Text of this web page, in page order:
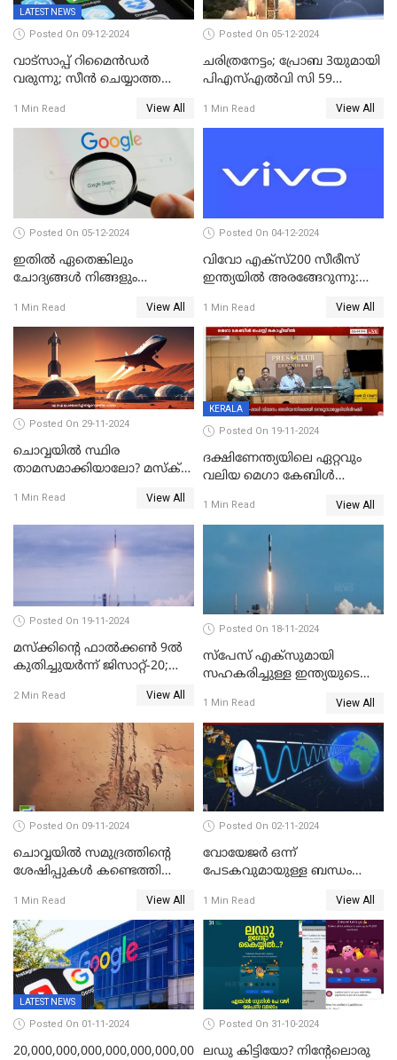
LATEST NEWS
Posted On 09-12-2024
വാട്സാപ്പ് റിമൈൻഡർ
വരുന്നു; സീൻ ചെയ്യാത്ത
ഓർമിപ്പിക്കും ഈ
പുതുപുത്തൻ ഫീച്ചർ
1 Min Read View All
Posted On 05-12-2024
ചരിത്രനേട്ടം; പ്രോബ 3യുമായി
പിഎസ്എല്‍വി സി 59
വിജയം
1 Min Read View All
Posted On 05-12-2024
ഇതിൽ ഏതെങ്കിലും
ചോദ്യങ്ങൾ നിങ്ങളും
ഗൂഗിളിൽ ഏറ്റവുമധികം
ആളുകൾ ചോദിച്ച
ചോദ്യങ്ങൾ
1 Min Read View All
Posted On 04-12-2024
വിവോ എക്‌സ്200 സീരീസ്
ഇന്ത്യയിൽ അരങ്ങേറുന്നു:
ഫീച്ചറുകളും
1 Min Read View All
Posted On 29-11-2024
ചൊവ്വയിൽ സ്ഥിര
താമസമാക്കിയാലോ? മസ്ക്
1 Min Read View All
KERALA
Posted On 19-11-2024
ദക്ഷിണേന്ത്യയിലെ ഏറ്റവും
വലിയ മെഗാ കേബിള്‍
ഈ മാസം 21ന് കൊച്ചിയിൽ
ആരംഭിക്കും
1 Min Read View All
Posted On 19-11-2024
മസ്‌ക്കിന്റെ ഫാല്‍ക്കണ്‍ 9ൽ
കുതിച്ചുയർന്ന് ജിസാറ്റ്-20;
2 Min Read View All
Posted On 18-11-2024
സ്‌പേസ് എക്‌സുമായി
സഹകരിച്ചുള്ള ഇന്ത്യയുടെ
നാളെ
1 Min Read View All
Posted On 09-11-2024
ചൊവ്വയില്‍ സമുദ്രത്തിന്റെ
ശേഷിപ്പുകള്‍ കണ്ടെത്തി
1 Min Read View All
Posted On 02-11-2024
വോയേജര്‍ ഒന്ന്
പേടകവുമായുള്ള ബന്ധം
1 Min Read View All
LATEST NEWS
Posted On 01-11-2024
20,000,000,000,000,000,000,000,000,000,000,000
Posted On 31-10-2024
ലഡു കിട്ടിയോ? നിന്റേലൊരു